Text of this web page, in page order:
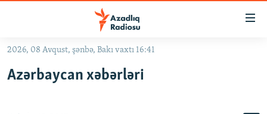
Əsas
qayıt
2026, 08 Avqust, şənbə, Bakı vaxtı 16:41
Azərbaycan xəbərləri